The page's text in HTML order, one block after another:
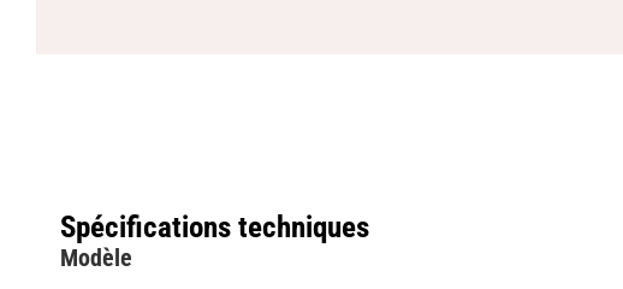
Spécifications techniques
Modèle